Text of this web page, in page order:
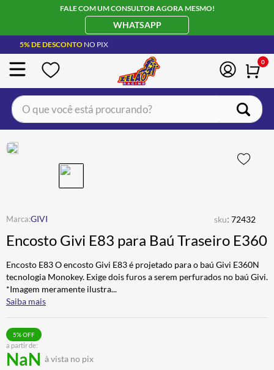
FALE COM UM CONSULTOR AGORA MESMO!
WHATSAPP
5% DE DESCONTO NO PIX
0
O que você está procurando?
GIVI sku: 72432
Encosto Givi E83 para Baú Traseiro E360
Encosto E83 O encosto Givi E83 é projetado para o baú Givi E360N
tecnologia Monokey. Exige dois furos a serem perfurados no baú Givi.
*Imagem meramente ilustra...
Saiba mais
a partir de:
NaN à vista no pix
5% OFF
BOTA
4º ÓCULOS SOLAR
5º LUVA
6º ALPINESTAR
7º BAU
8º CALÇA
9º
10º